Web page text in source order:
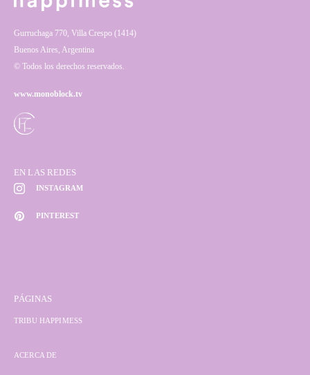
Gurruchaga 770, Villa Crespo (1414)
Buenos Aires, Argentina
© Todos los derechos reservados.
www.monoblock.tv
EN LAS REDES
INSTAGRAM
PINTEREST
PÁGINAS
TRIBU HAPPIMESS
ACERCA DE